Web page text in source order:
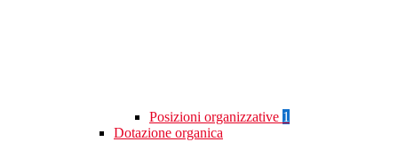
Posizioni organizzative 1
Dotazione organica